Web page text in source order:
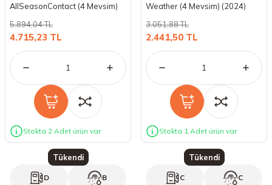
AllSeasonContact (4 Mevsim)
4.715,23 TL
5.894,04 TL
Stokta 2 Adet ürün var
Weather (4 Mevsim) (2024)
2.441,50 TL
3.051,88 TL
Stokta 1 Adet ürün var
Tükendi
D B
Tükendi
C C